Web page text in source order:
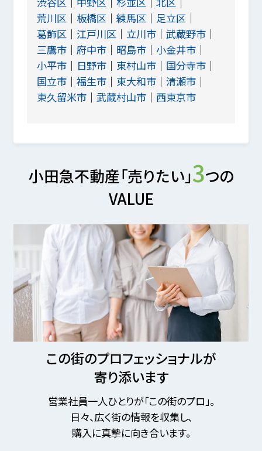
荒川区
板橋区 練馬区
足立区
葛飾区
江戸川区 立川市
武蔵野市
三鷹市
府中市 昭島市
小金井市
小平市
日野市 東村山市
国分寺市
国立市
福生市 東大和市
清瀬市
東久留米市
武蔵村山市 西東京市
小田急不動産「売りたい」3つの
VALUE
この街のプロフェッショナルが
寄り添います
営業社員一人ひとりが「この街のプロ」。
日々、広く街の情報を収集し、
購入に真摯に向き合います。